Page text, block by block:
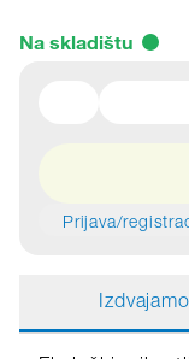
Na skladištu
Prijava/
Izdvajamo